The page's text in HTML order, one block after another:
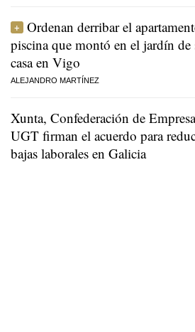
Ordenan derribar el
piscina que montó en el jardín de
casa en Vigo
ALEJANDRO MARTÍNEZ
Xunta, Confederación de
UGT firman el acuerdo para
bajas laborales en Galicia